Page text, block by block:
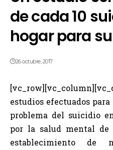
de cada 10
hogar para
26 octubre, 2017
estudios efectuados
problema del suicidio
por la salud mental de
establecimiento de